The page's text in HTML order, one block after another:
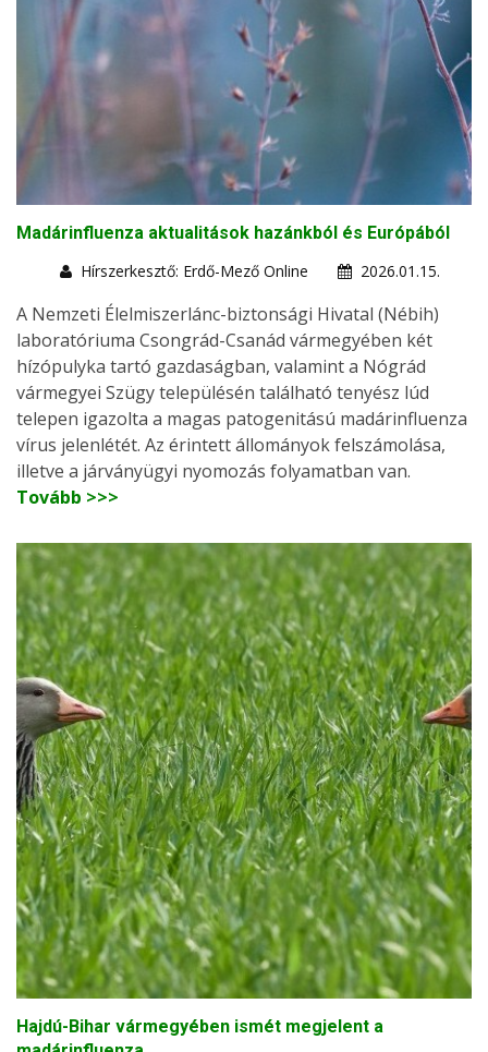
Madárinfluenza aktualitások hazánkból és Európából
Hírszerkesztő: Erdő-Mező Online
2026.01.15.
A Nemzeti Élelmiszerlánc-biztonsági Hivatal (Nébih)
laboratóriuma Csongrád-Csanád vármegyében két
hízópulyka tartó gazdaságban, valamint a Nógrád
vármegyei Szügy településén található tenyész lúd
telepen igazolta a magas patogenitású madárinfluenza
vírus jelenlétét. Az érintett állományok felszámolása,
illetve a járványügyi nyomozás folyamatban van.
Tovább >>>
Hajdú-Bihar vármegyében ismét megjelent a